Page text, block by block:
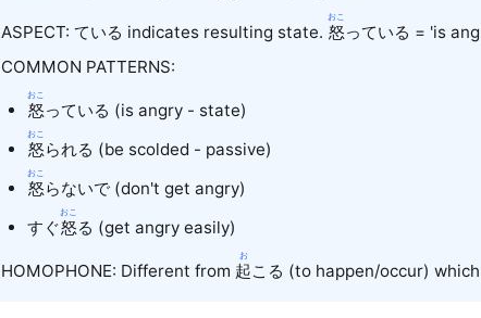
ASPECT: ている indicates resulting state. 怒
おこ
っている = 'is
COMMON PATTERNS:
怒
おこ
っている (is angry - state)
怒
おこ
られる (be scolded - passive)
怒
おこ
らないで (don't get angry)
すぐ怒
おこ
る (get angry easily)
HOMOPHONE: Different from 起
お
こる (to happen/occur)